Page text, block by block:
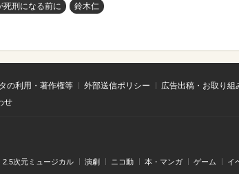
死刑になる前に 鈴木仁
の利用・著作権等 外部送信ポリシー
広告出稿・お取り
せ
2.5次元ミュージカル 演劇 ニコ動 本・マンガ ゲーム イ